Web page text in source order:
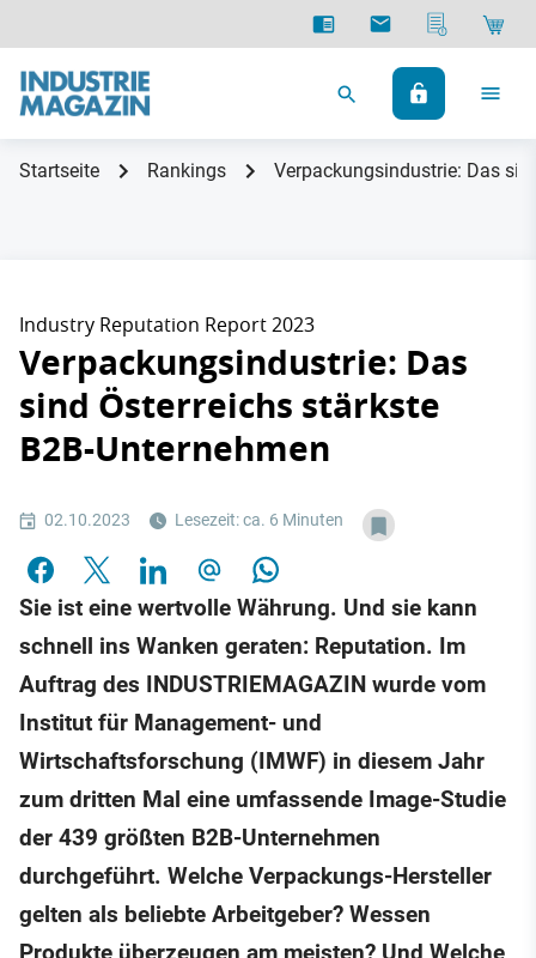
Startseite Rankings Verpackungsindustrie: Das
Industry Reputation Report 2023
Verpackungsindustrie: Das
sind Österreichs stärkste
B2B-Unternehmen
02.10.2023 Lesezeit: ca. 6 Minuten
Sie ist eine wertvolle Währung. Und sie kann
schnell ins Wanken geraten: Reputation. Im
Auftrag des INDUSTRIEMAGAZIN wurde vom
Institut für Management- und
Wirtschaftsforschung (IMWF) in diesem Jahr
zum dritten Mal eine umfassende Image-Studie
der 439 größten B2B-Unternehmen
durchgeführt. Welche Verpackungs-Hersteller
gelten als beliebte Arbeitgeber? Wessen